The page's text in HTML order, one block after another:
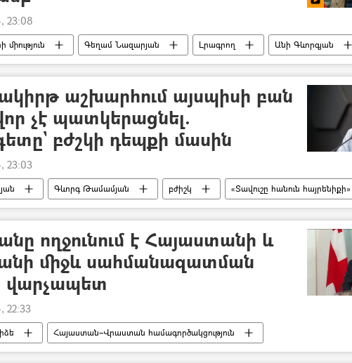
23:08
միություն Գեղամ Նազարյան Լրագրող Անի Գևորգյան
աշխարհում այսպիսի բան
չէ պատկերացնել.
բժշկի դեպքի մասին
23:03
Գևորգ Թամամյան բժիշկ
«Տավուշը հանուն հայրենիքի»
Դավիթ Մարգարյան
ողջունում է Հայաստանի և
միջև սահմանազատման
վարչապետ
22:33
Հայաստան–Վրաստան համագործակցություն
Ռեջեփ Թայիփ Էրդողան